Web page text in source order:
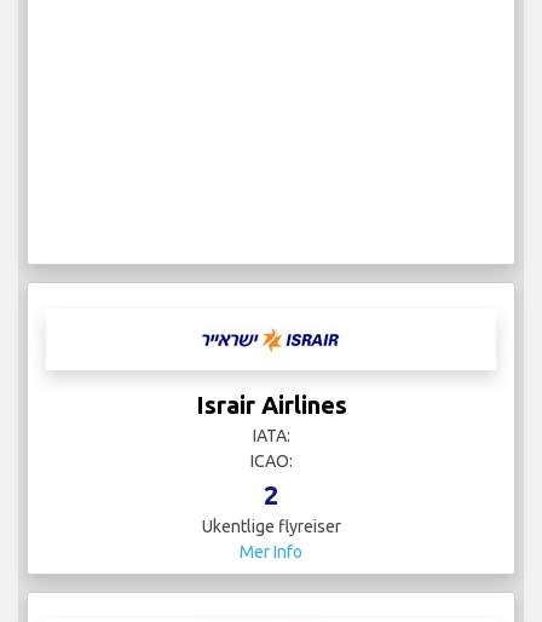
Israir Airlines
IATA:
ICAO:
2
Ukentlige flyreiser
Mer Info